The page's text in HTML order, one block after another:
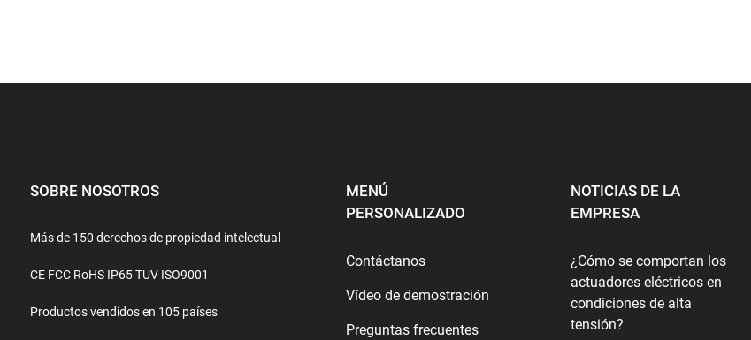
SOBRE NOSOTROS
Más de 150 derechos de propiedad intelectual
CE FCC RoHS IP65 TUV ISO9001
Productos vendidos en 105 países
MENÚ
PERSONALIZADO
Contáctanos
Vídeo de demostración
Preguntas frecuentes
NOTICIAS DE LA
EMPRESA
¿Cómo se comportan los
actuadores eléctricos en
condiciones de alta
tensión?